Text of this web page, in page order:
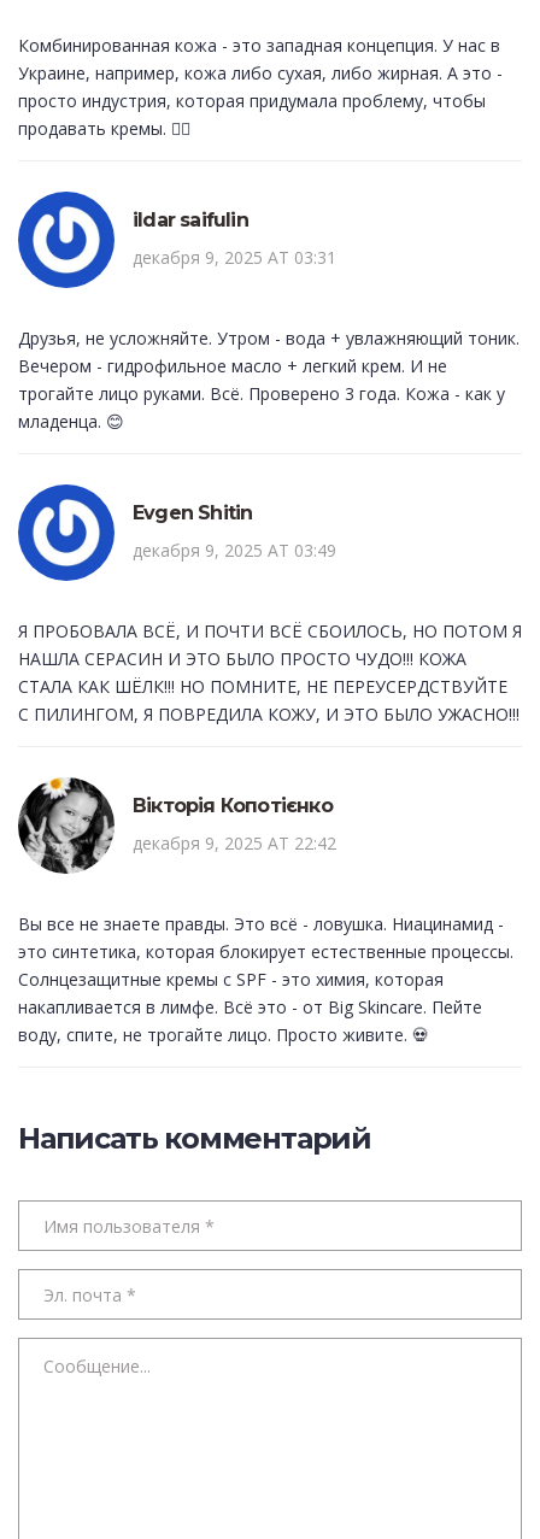
Комбинированная кожа - это западная концепция. У нас в
Украине, например, кожа либо сухая, либо жирная. А это -
просто индустрия, которая придумала проблему, чтобы
продавать кремы. 🤷‍♂️
ildar saifulin
декабря 9, 2025 AT 03:31
Друзья, не усложняйте. Утром - вода + увлажняющий тоник.
Вечером - гидрофильное масло + легкий крем. И не
трогайте лицо руками. Всё. Проверено 3 года. Кожа - как у
младенца. 😊
Evgen Shitin
декабря 9, 2025 AT 03:49
Я ПРОБОВАЛА ВСЁ, И ПОЧТИ ВСЁ СБОИЛОСЬ, НО ПОТОМ Я
НАШЛА СЕРАСИН И ЭТО БЫЛО ПРОСТО ЧУДО!!! КОЖА
СТАЛА КАК ШЁЛК!!! НО ПОМНИТЕ, НЕ ПЕРЕУСЕРДСТВУЙТЕ
С ПИЛИНГОМ, Я ПОВРЕДИЛА КОЖУ, И ЭТО БЫЛО УЖАСНО!!!
Вікторія Копотієнко
декабря 9, 2025 AT 22:42
Вы все не знаете правды. Это всё - ловушка. Ниацинамид -
это синтетика, которая блокирует естественные процессы.
Солнцезащитные кремы с SPF - это химия, которая
накапливается в лимфе. Всё это - от Big Skincare. Пейте
воду, спите, не трогайте лицо. Просто живите. 💀
Написать комментарий